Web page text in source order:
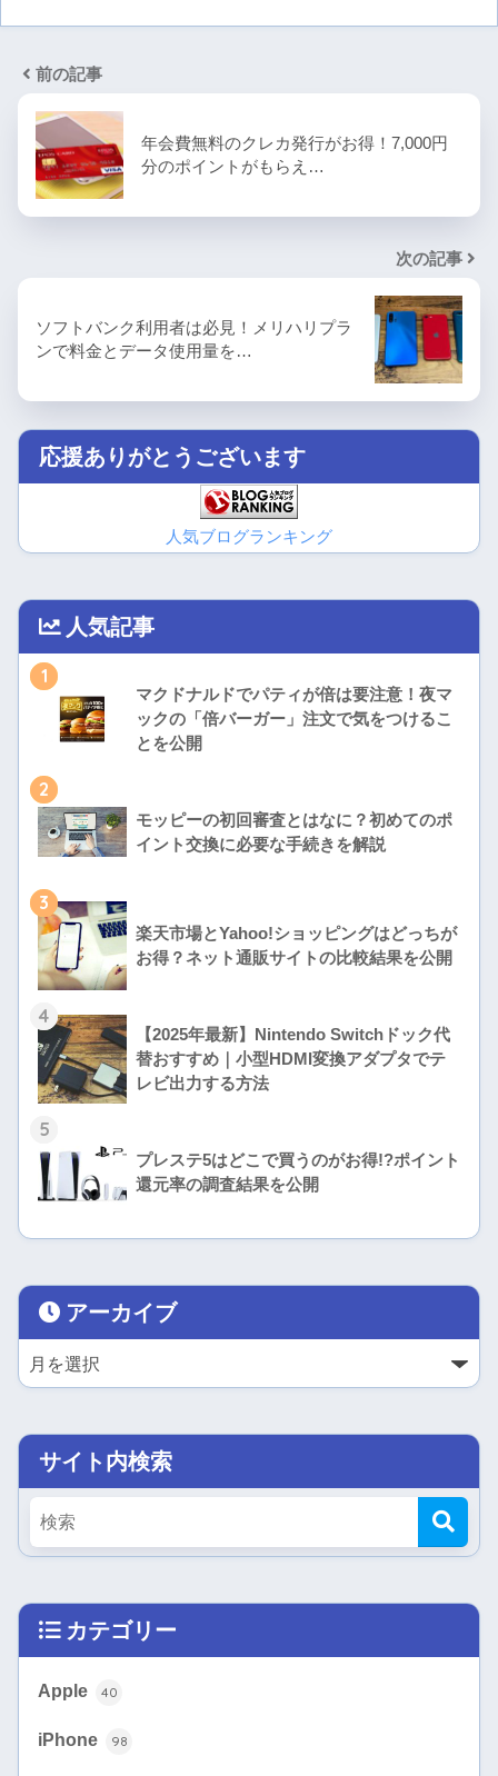
前の記事
年会費無料のクレカ発行がお得！7,000円
分のポイントがもらえ…
次の記事
ソフトバンク利用者は必見！メリハリプラ
ンで料金とデータ使用量を…
応援ありがとうございます
人気ブログランキング
人気記事
1
マクドナルドでパティが倍は要注意！夜マ
ックの「倍バーガー」注文で気をつけるこ
とを公開
2
モッピーの初回審査とはなに？初めてのポ
イント交換に必要な手続きを解説
3
楽天市場とYahoo!ショッピングはどっちが
お得？ネット通販サイトの比較結果を公開
4
【2025年最新】Nintendo Switchドック代
替おすすめ｜小型HDMI変換アダプタでテ
レビ出力する方法
5
プレステ5はどこで買うのがお得!?ポイント
還元率の調査結果を公開
アーカイブ
サイト内検索
カテゴリー
Apple 40
iPhone 98